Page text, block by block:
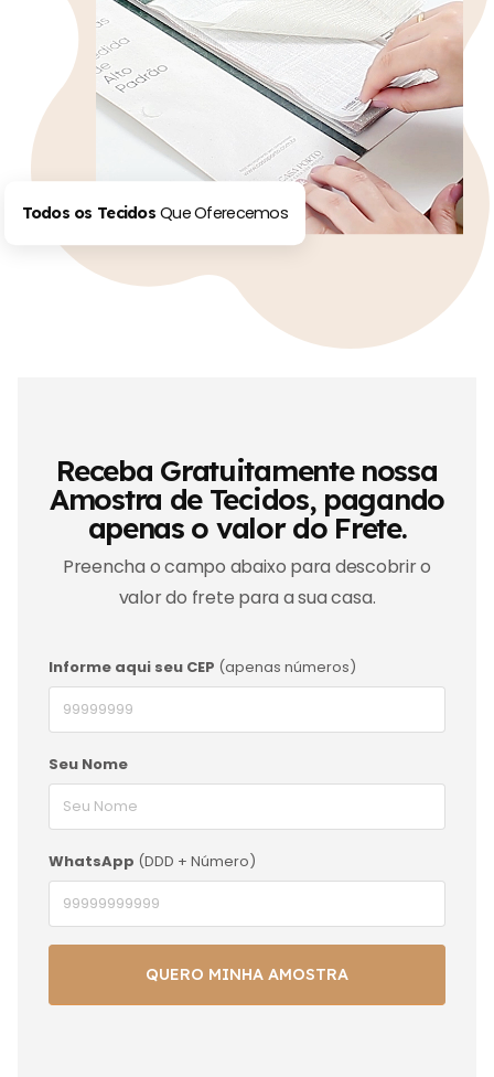
Todos os Tecidos Que Oferecemos
Receba Gratuitamente nossa
Amostra de Tecidos, pagando
apenas o valor do Frete.
Preencha o campo abaixo para descobrir o
valor do frete para a sua casa.
Informe aqui seu CEP (apenas números)
Seu Nome
WhatsApp (DDD + Número)